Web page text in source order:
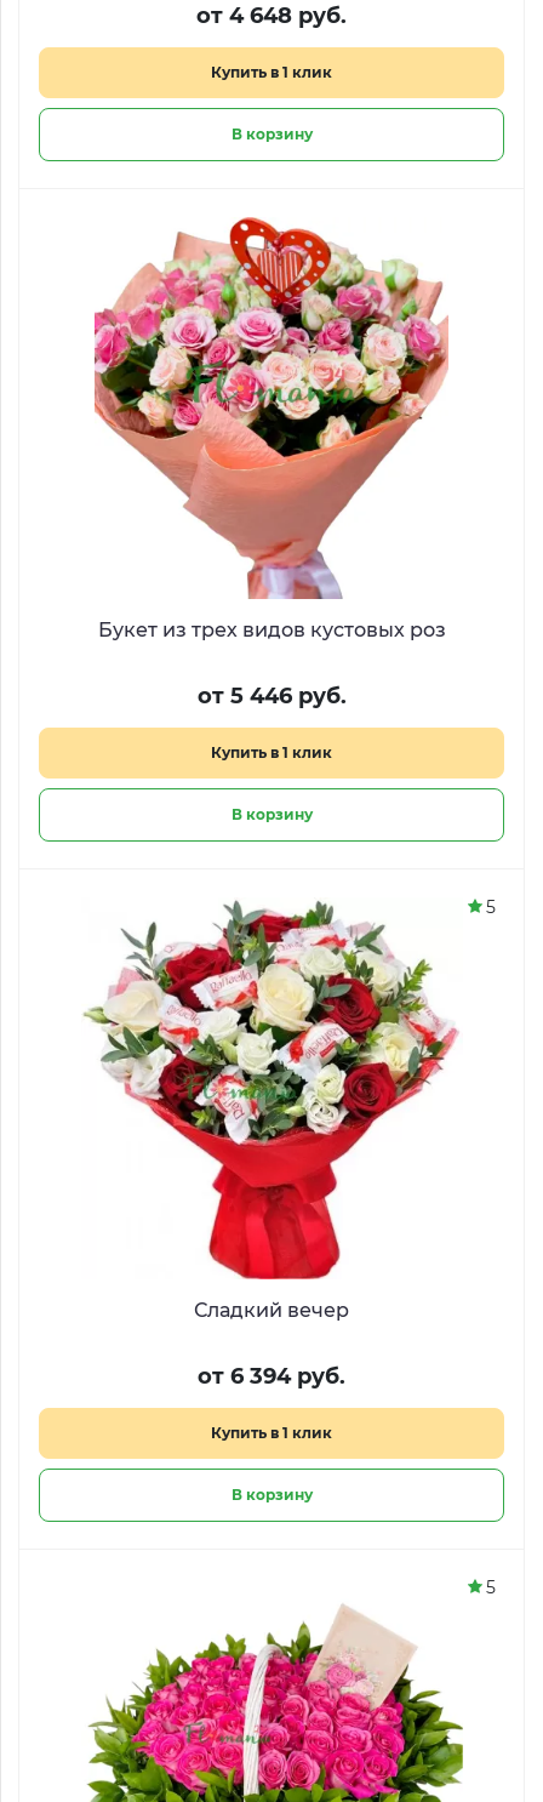
от 4 648 руб.
Купить в 1 клик
В корзину
Букет из трех видов кустовых роз
от 5 446 руб.
Купить в 1 клик
В корзину
Сладкий вечер
от 6 394 руб.
Купить в 1 клик
В корзину
5
5